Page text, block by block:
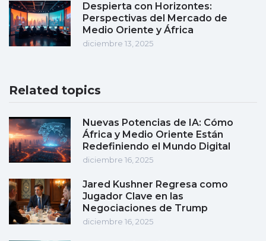
Despierta con Horizontes:
Perspectivas del Mercado de
Medio Oriente y África
diciembre 13, 2025
Related topics
Nuevas Potencias de IA: Cómo
África y Medio Oriente Están
Redefiniendo el Mundo Digital
diciembre 16, 2025
Jared Kushner Regresa como
Jugador Clave en las
Negociaciones de Trump
diciembre 16, 2025